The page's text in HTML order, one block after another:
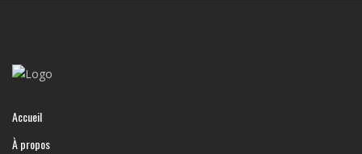
Accueil
À propos